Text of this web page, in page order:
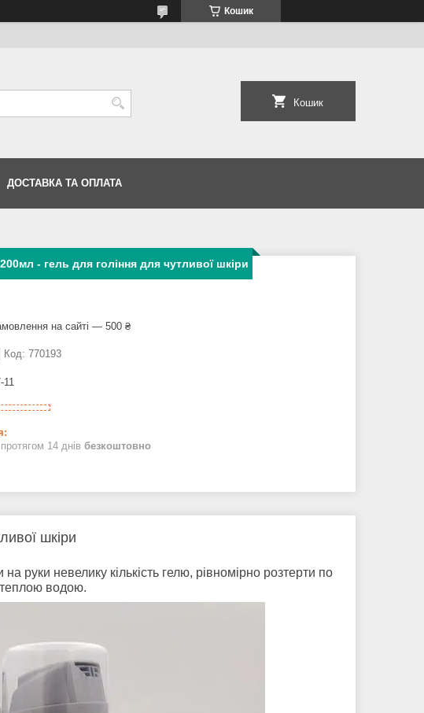
Кошик
Кошик
ДОСТАВКА ТА ОПЛАТА
- гель для гоління для чутливої шкіри
на сайті — 500 ₴
Код: 770193
11
14 днів безкоштовно
шкіри
руки невелику кількість гелю, рівномірно розтерти по
теплою водою.